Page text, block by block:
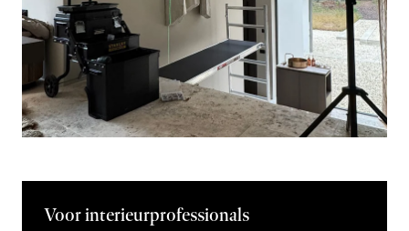
Voor interieurprofessionals